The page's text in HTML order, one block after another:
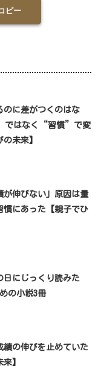
ピー
のに差がつくのはな
ではなく“習慣”で変
未来】
が伸びない」原因は量
慣にあった【親子でひ
日にじっくり読みた
の小説3冊
績の伸びを止めていた
】